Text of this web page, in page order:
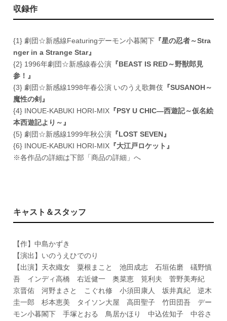
収録作
{1} 劇団☆新感線Featuringデーモン小暮閣下『星の忍者～Stra
nger in a Strange Star』
{2} 1996年劇団☆新感線春公演『BEAST IS RED～野獣郎見
参！』
{3} 劇団☆新感線1998年春公演 いのうえ歌舞伎 『SUSANOH～
魔性の剣』
{4} INOUE-KABUKI HORI-MIX『PSY U CHIC―西遊記～仮名絵
本西遊記より～』
{5} 劇団☆新感線1999年秋公演『LOST SEVEN』
{6} INOUE-KABUKI HORI-MIX『大江戸ロケット』
※各作品の詳細は下部「商品の詳細」へ
キャスト＆スタッフ
【作】中島かずき
【演出】いのうえひでのり
【出演】天衣織女 粟根まこと 池田成志 石垣佑磨 礒野慎
吾 インディ高橋 右近健一 奥菜恵 筧利夫 菅野美寿紀
京晋佑 河野まさと こぐれ修 小須田康人 坂井真紀 逆木
圭一郎 杉本恵美 タイソン大屋 高田聖子 竹田団吾 デー
モン小暮閣下 手塚とおる 鳥居かほり 中込佐知子 中谷さ